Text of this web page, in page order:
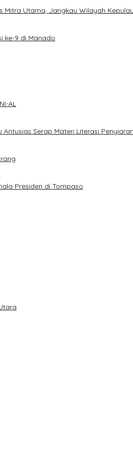
Mitra Utama, Jangkau Wilayah
ke-9 di Manado
AL
Antusias Serap Materi Literasi
Presiden di Tompaso